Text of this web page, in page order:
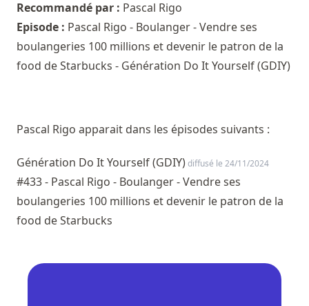
Recommandé par : Pascal Rigo
Episode : Pascal Rigo - Boulanger - Vendre ses
boulangeries 100 millions et devenir le patron de la
food de Starbucks - Génération Do It Yourself (GDIY)
Pascal Rigo apparait dans les épisodes suivants :
Génération Do It Yourself (GDIY)diffusé le 24/11/2024
#433 - Pascal Rigo - Boulanger - Vendre ses
boulangeries 100 millions et devenir le patron de la
food de Starbucks